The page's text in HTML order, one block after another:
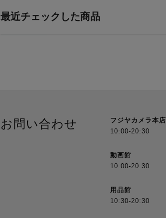
最近チェックした商品
お問い合わせ
フジヤカメラ本店
10:00-20:30
動画館
10:00-20:30
用品館
10:30-20:30